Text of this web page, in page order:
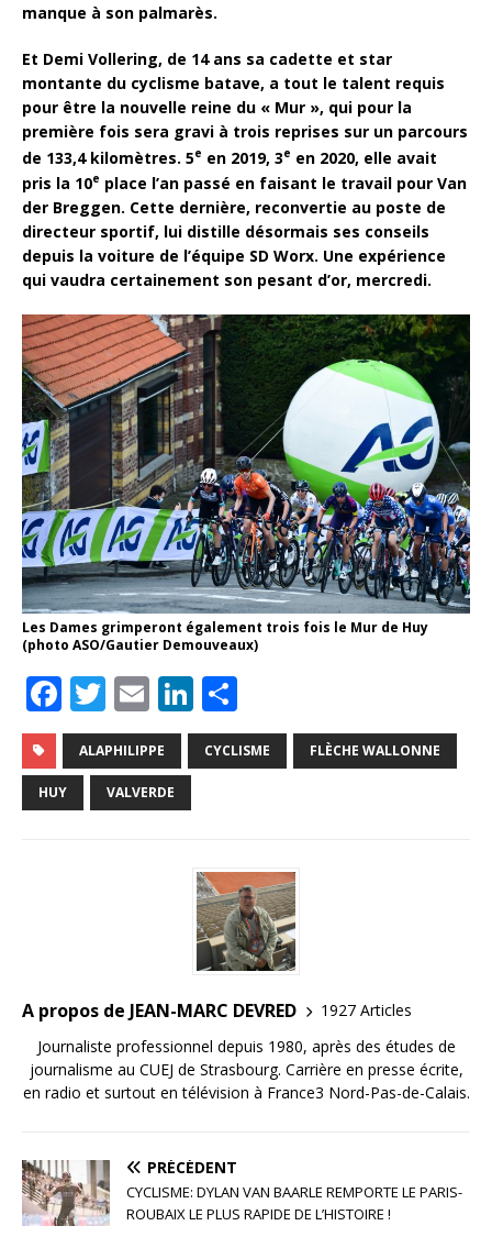
manque à son palmarès.
Et Demi Vollering, de 14 ans sa cadette et star
montante du cyclisme batave, a tout le talent requis
pour être la nouvelle reine du « Mur », qui pour la
première fois sera gravi à trois reprises sur un parcours
de 133,4 kilomètres. 5e en 2019, 3e en 2020, elle avait
pris la 10e place l’an passé en faisant le travail pour Van
der Breggen. Cette dernière, reconvertie au poste de
directeur sportif, lui distille désormais ses conseils
depuis la voiture de l’équipe SD Worx. Une expérience
qui vaudra certainement son pesant d’or, mercredi.
Les Dames grimperont également trois fois le Mur de Huy
(photo ASO/Gautier Demouveaux)
F
a
c
e
T
w
it
te
E
m
ai
l
Li
n
k
n
ar
ta
r
ALAPHILIPPE CYCLISME FLÈCHE WALLONNE
HUY VALVERDE
A propos de JEAN-MARC DEVRED
1927 Articles
Journaliste professionnel depuis 1980, après des études de
journalisme au CUEJ de Strasbourg. Carrière en presse écrite,
en radio et surtout en télévision à France3 Nord-Pas-de-Calais.
PRÉCÉDENT
CYCLISME: DYLAN VAN BAARLE REMPORTE LE PARIS-
ROUBAIX LE PLUS RAPIDE DE L’HISTOIRE !